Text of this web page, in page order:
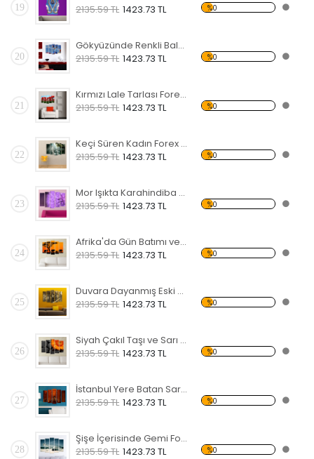
19
2135.59 TL 1423.73 TL %0
20
Gökyüzünde Renkli Balonlar Forex Tablo
2135.59 TL 1423.73 TL %0
21
Kırmızı Lale Tarlası Forex Tablo
2135.59 TL 1423.73 TL %0
22
Keçi Süren Kadın Forex Tablo
2135.59 TL 1423.73 TL %0
23
Mor Işıkta Karahindiba Çiçeği Forex Tablo
2135.59 TL 1423.73 TL %0
24
Afrika'da Gün Batımı ve Fil Sürüsü Forex Tablo
2135.59 TL 1423.73 TL %0
25
Duvara Dayanmış Eski Bisiklet Forex Tablo
2135.59 TL 1423.73 TL %0
26
Siyah Çakıl Taşı ve Sarı Çiçek Forex Tablo
2135.59 TL 1423.73 TL %0
27
İstanbul Yere Batan Sarnıcı Forex Tablo
2135.59 TL 1423.73 TL %0
28
Şişe İçerisinde Gemi Forex Tablo
2135.59 TL 1423.73 TL %0